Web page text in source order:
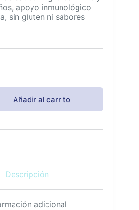
apoyo inmunológico
sin gluten ni sabores
Añadir al carrito
Descripción
adicional